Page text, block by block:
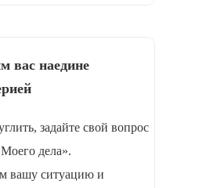
вас наедине
задайте свой вопрос
дела».
вашу ситуацию и